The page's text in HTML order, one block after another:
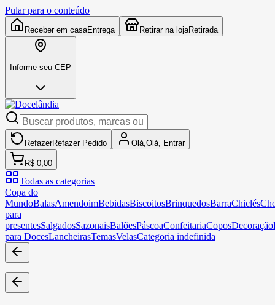
Pular para o conteúdo
Receber em casaEntrega Retirar na lojaRetirada
Informe seu CEP
RefazerRefazer Pedido Olá, Olá, Entrar
R$ 0,00
Todas as categorias
Copa do
MundoBalasAmendoimBebidasBiscoitosBrinquedosBarraChiclés
para
presentesSalgadosSazonaisBalõesPáscoaConfeitariaCoposDecoração
para DocesLancheirasTemasVelasCategoria indefinida